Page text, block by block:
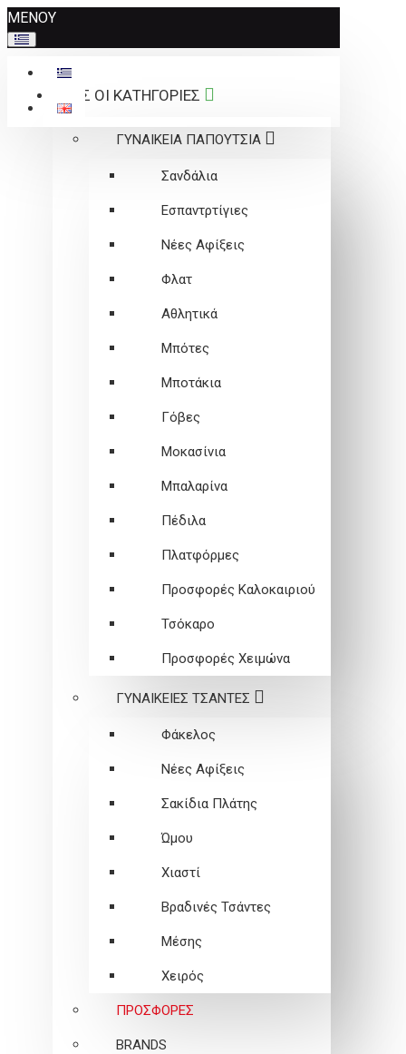
Σημείωση:
Αυτός
ο
ιστότοπος
περιλαμβάνει
ΜΕΝΟΥ
ΟΛΕΣ ΟΙ ΚΑΤΗΓΟΡΙΕΣ
ΓΥΝΑΙΚΕΙΑ ΠΑΠΟΥΤΣΙΑ
Σανδάλια
Εσπαντρτίγιες
Νέες Αφίξεις
Φλατ
Αθλητικά
Μπότες
Μποτάκια
Γόβες
Μοκασίνια
Μπαλαρίνα
Πέδιλα
Πλατφόρμες
Προσφορές Καλοκαιριού
Τσόκαρο
Προσφορές Χειμώνα
ΓΥΝΑΙΚΕΙEΣ ΤΣΑΝΤΕΣ
Φάκελος
Νέες Αφίξεις
Σακίδια Πλάτης
Ώμου
Χιαστί
Βραδινές Τσάντες
Μέσης
Χειρός
ΠΡΟΣΦΟΡΕΣ
BRANDS